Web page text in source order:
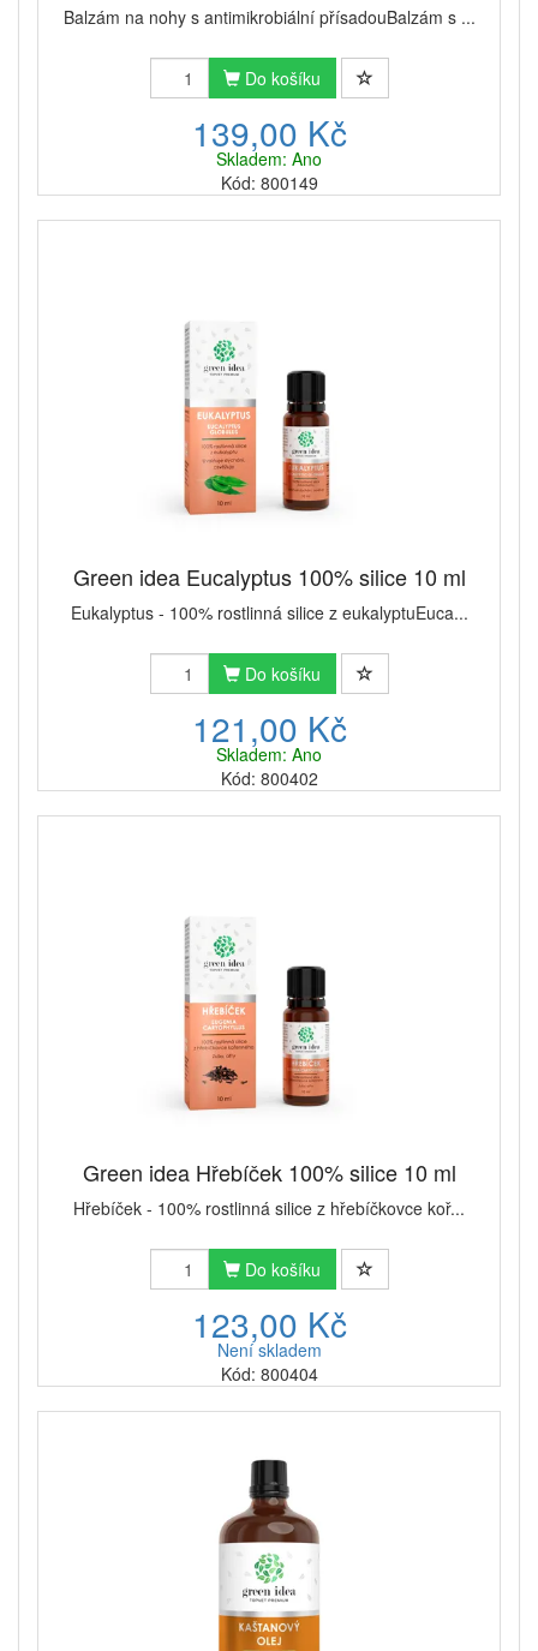
Balzám na nohy s antimikrobiální přísadouBalzám s ...
Do košíku
139,00 Kč
Skladem: Ano
Kód: 800149
Green idea Eucalyptus 100% silice 10 ml
Eukalyptus - 100% rostlinná silice z eukalyptuEuca...
Do košíku
121,00 Kč
Skladem: Ano
Kód: 800402
Green idea Hřebíček 100% silice 10 ml
Hřebíček - 100% rostlinná silice z hřebíčkovce koř...
Do košíku
123,00 Kč
Není skladem
Kód: 800404